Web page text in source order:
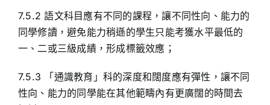
7.5.2 語文科目應有不同的課程，讓不同性向、能力的
同學修讀，避免能力稍遜的學生只能考獲水平最低的
一、二或三級成績，形成標籤效應；
7.5.3 「通識教育」科的深度和闊度應有彈性，讓不同
性向、能力的同學能在其他範疇內有更廣闊的時間去